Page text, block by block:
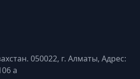
050022, г. Алматы, Адрес:
а